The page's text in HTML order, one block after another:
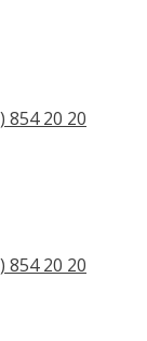
854 20 20
854 20 20